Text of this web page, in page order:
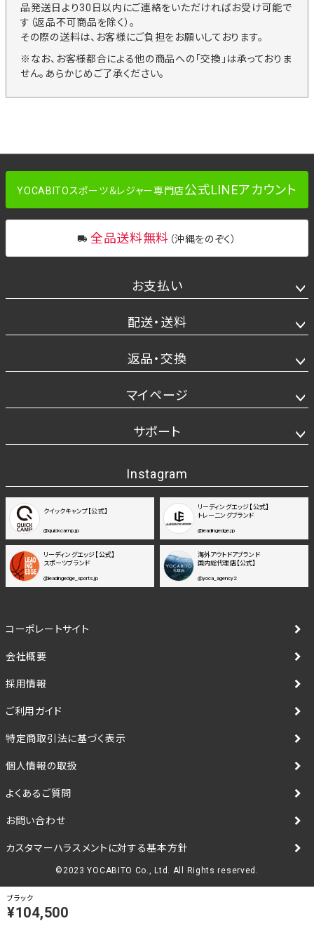
ブラック
¥104,500
品発送日より30日以内にご連絡をいただければお受け可能で
す（返品不可商品を除く）。
その際の送料は、お客様にご負担をお願いしております。
※なお、お客様都合による他の商品への「交換」は承っておりま
せん。あらかじめご了承ください。
YOCABITOスポーツ＆レジャー専門店公式LINEアカウント
全品送料無料 （沖縄をのぞく）
お支払い
配送・送料
返品・交換
マイページ
サポート
Instagram
クイックキャンプ【公式】
@quickcamp.jp
リーディングエッジ【公式】
トレーニングブランド
@leadingedge.jp
リーディングエッジ【公式】
スポーツブランド
@leadingedge_sports.jp
海外アウトドアブランド
国内総代理店【公式】
@yoca_agency2
コーポレートサイト
会社概要
採用情報
ご利用ガイド
特定商取引法に基づく表示
個人情報の取扱
よくあるご質問
お問い合わせ
カスタマーハラスメントに対する基本方針
©2023 YOCABITO Co., Ltd. All Rights reserved.